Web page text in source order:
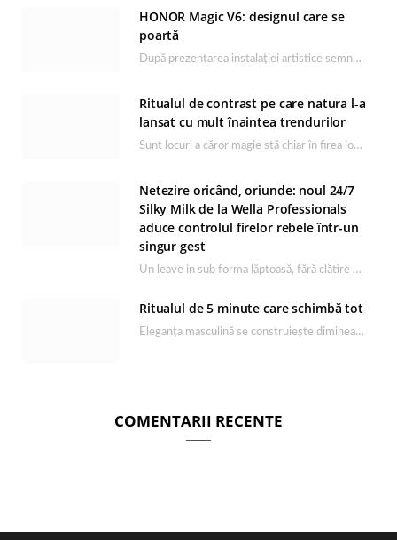
HONOR Magic V6: designul care se
poartă
După prezentarea instalației artistice semnată de Catrinel Săbăciag în cadrul evenimentului de lansare HONOR Magic…
Ritualul de contrast pe care natura l-a
lansat cu mult înaintea trendurilor
Sunt locuri a căror magie stă chiar în firea lor naturală, iar Lacul Ursu din…
Netezire oricând, oriunde: noul 24/7
Silky Milk de la Wella Professionals
aduce controlul firelor rebele într-un
singur gest
Un leave in sub forma lăptoasă, fără clătire care completează rutina Ultimate Smooth și transformă…
Ritualul de 5 minute care schimbă tot
Eleganța masculină se construiește dimineața, în câteva minute și cu produsele potrivite. O rutină de…
COMENTARII RECENTE